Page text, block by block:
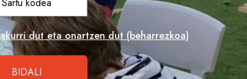
dut eta onartzen dut (beharrezkoa)